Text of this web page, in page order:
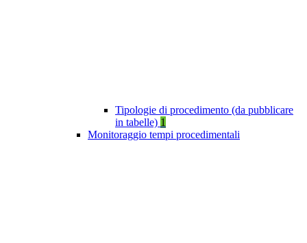
Tipologie di procedimento (da pubblicare
in tabelle) 1
Monitoraggio tempi procedimentali